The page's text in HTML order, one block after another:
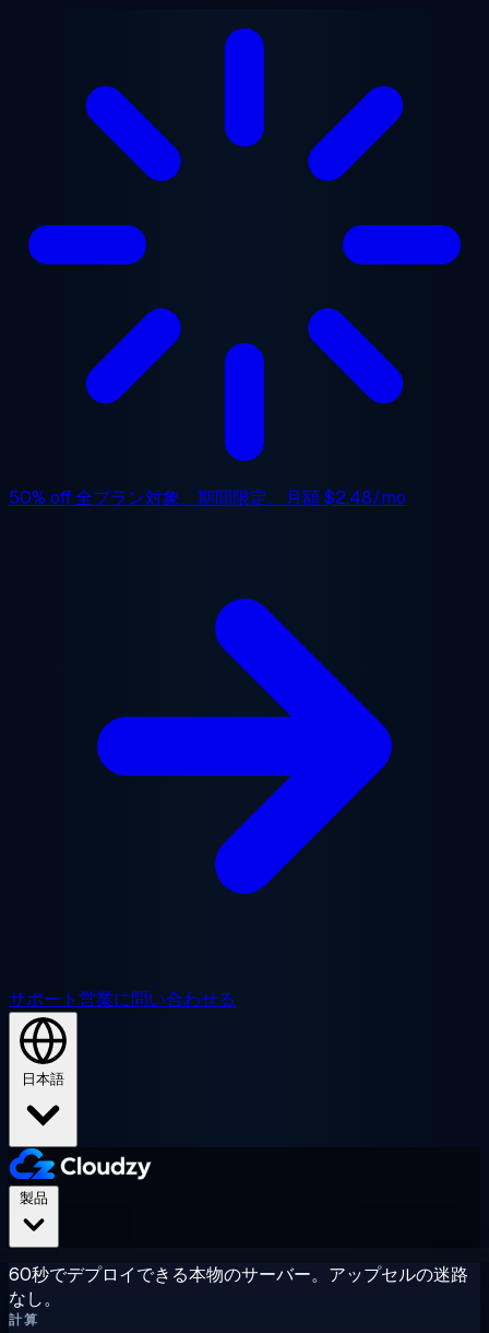
50% off全プラン対象、期間限定。月額$2.48/mo
サポート営業に問い合わせる
日本語
60秒でデプロイできる本物のサーバー。アップセルの迷路
なし。
計算